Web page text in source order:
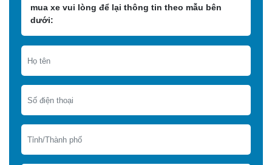
mua xe vui lòng để lại thông tin theo mẫu bên
dưới: